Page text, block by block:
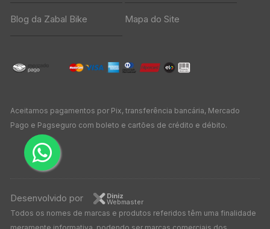
Blog da Zabal Bike Mapa do Site
Aceitamos pagamentos por Pix, transferência bancária, Mercado
Pago e Pagseguro com boleto e cartões de crédito e débito.
Desenvolvido por Diniz
Webmaster
Todos os nomes de marcas e produtos referidos têm uma finalidade